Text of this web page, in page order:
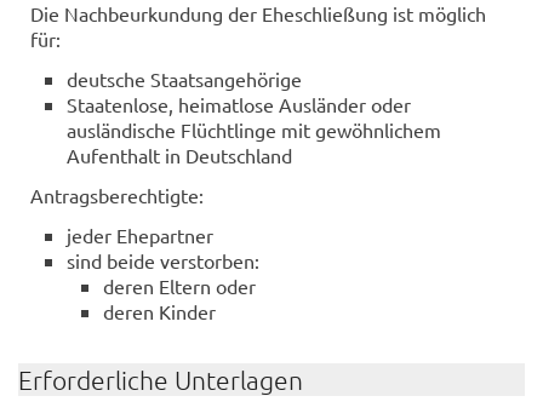
Die Nachbeurkundung der Eheschließung ist möglich
für:
deutsche Staatsangehörige
Staatenlose, heimatlose Ausländer oder
ausländische Flüchtlinge mit gewöhnlichem
Aufenthalt in Deutschland
Antragsberechtigte:
jeder Ehepartner
sind beide verstorben:
deren Eltern oder
deren Kinder
Erforderliche Unterlagen